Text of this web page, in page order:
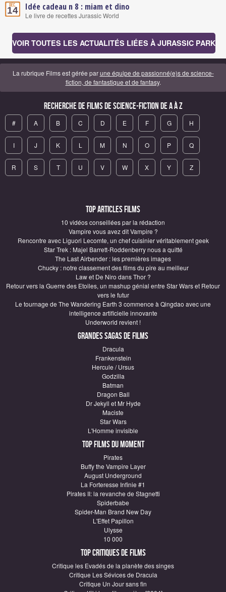
Déc.
14 Idée cadeau n 8 : miam et dino
Le livre de recettes Jurassic World
VOIR TOUTES LES ACTUALITÉS LIÉES À JURASSIC PARK
La rubrique Films est gérée parune équipe de passionné(e)s de science-
fiction, de fantastique et de fantasy.
Recherche de Films de science-fiction de A à Z
# A B C D E F G H
I J K L M N O P Q
R S T U V W X Y Z
Top articles Films
10 vidéos conseillées par la rédaction
Vampire vous avez dit Vampire ?
Rencontre avec Liguori Lecomte, un chef cuisinier véritablement geek
Star Trek : Majel Barrett-Roddenberry nous a quitté
The Last Airbender : les premières images
Chucky : notre classement des films du pire au meilleur
Law et De Niro dans Thor ?
Retour vers la Guerre des Etoiles, un mashup génial entre Star Wars et Retour
vers le futur
Le tournage de The Wandering Earth 3 commence à Qingdao avec une
intelligence artificielle innovante
Underworld revient !
Grandes sagas de Films
Dracula
Frankenstein
Hercule / Ursus
Godzilla
Batman
Dragon Ball
Dr Jekyll et Mr Hyde
Maciste
Star Wars
L'Homme invisible
Top Films du moment
Pirates
Buffy the Vampire Layer
August Underground
La Forteresse Infinie #1
Pirates II: la revanche de Stagnetti
Spiderbabe
Spider-Man Brand New Day
L'Effet Papillon
Ulysse
10 000
Top critiques de Films
Critique les Evadés de la planète des singes
Critique Les Sévices de Dracula
Critique Un Jour sans fin